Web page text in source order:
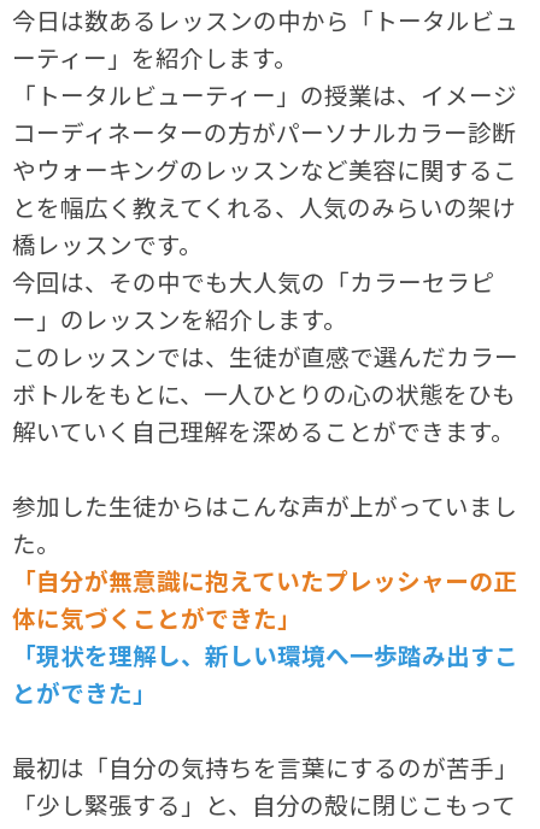
今日は数あるレッスンの中から「トータルビュ
ーティー」を紹介します。
「トータルビューティー」の授業は、イメージ
コーディネーターの方がパーソナルカラー診断
やウォーキングのレッスンなど美容に関するこ
とを幅広く教えてくれる、人気のみらいの架け
橋レッスンです。
今回は、その中でも大人気の「カラーセラピ
ー」のレッスンを紹介します。
このレッスンでは、生徒が直感で選んだカラー
ボトルをもとに、一人ひとりの心の状態をひも
解いていく自己理解を深めることができます。
参加した生徒からはこんな声が上がっていまし
た。
「自分が無意識に抱えていたプレッシャーの正
体に気づくことができた」
「現状を理解し、新しい環境へ一歩踏み出すこ
とができた」
最初は「自分の気持ちを言葉にするのが苦手」
「少し緊張する」と、自分の殻に閉じこもって